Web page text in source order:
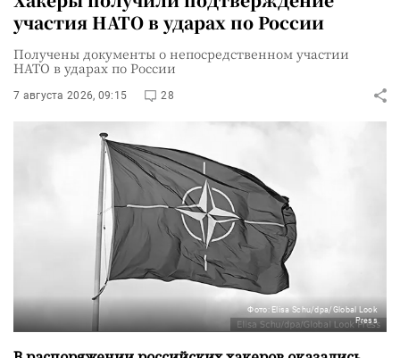
участия НАТО в ударах по России
Получены документы о непосредственном участии
НАТО в ударах по России
7 августа 2026, 09:15 28
Фото: Elisa Schu/dpa/Global Look
Press